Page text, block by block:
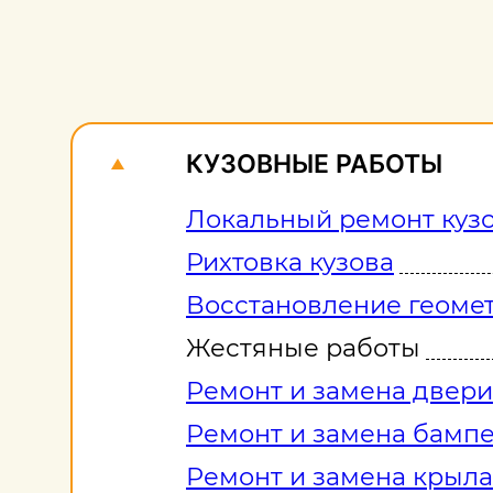
КУЗОВНЫЕ РАБОТЫ
Локальный ремонт
Рихтовка кузова
Восстановление
Жестяные работы
Ремонт и замена двери
Ремонт и замена
Ремонт и замена крыла